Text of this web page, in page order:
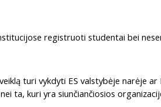
registruoti studentai bei
turi vykdyti ES valstybėje narėje
ta, kuri yra siunčiančiosios